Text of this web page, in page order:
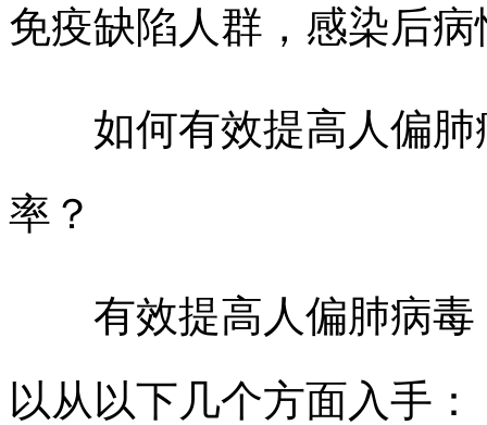
免疫缺陷人群，感染后
如何有效提高人偏肺
率？
有效提高人偏肺病毒
以从以下几个方面入手：